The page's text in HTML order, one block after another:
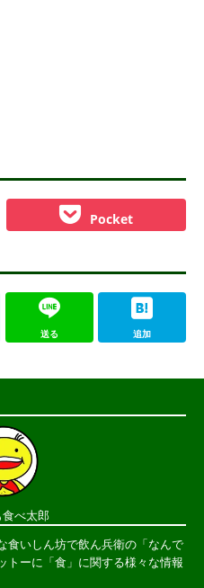
Pocket
送る 追加
べ太郎
食いしん坊で飲ん兵衛の「なんで
トーに「食」に関する様々な情報